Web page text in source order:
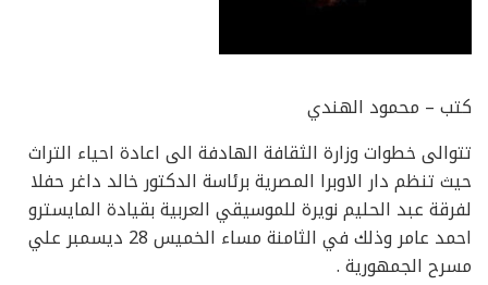
كتب – محمود الهندي
تتوالى خطوات وزارة الثقافة الهادفة الى اعادة احياء التراث
حيث تنظم دار الاوبرا المصرية برئاسة الدكتور خالد داغر حفلا
لفرقة عبد الحليم نويرة للموسيقي العربية بقيادة المايسترو
احمد عامر وذلك في الثامنة مساء الخميس 28 ديسمبر علي
مسرح الجمهورية .